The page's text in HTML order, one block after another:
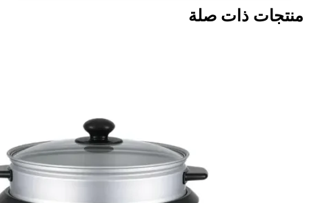
منتجات ذات صلة